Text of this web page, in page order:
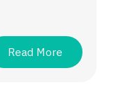
Read More